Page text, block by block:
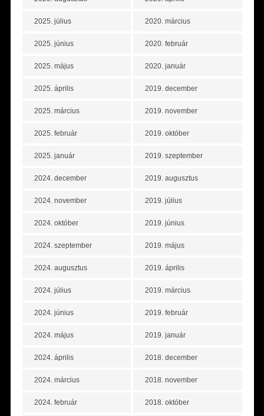
2025. július
2025. június
2025. május
2025. április
2025. március
2025. február
2025. január
2024. december
2024. november
2024. október
2024. szeptember
2024. augusztus
2024. július
2024. június
2024. május
2024. április
2024. március
2024. február
2020. március
2020. február
2020. január
2019. december
2019. november
2019. október
2019. szeptember
2019. augusztus
2019. július
2019. június
2019. május
2019. április
2019. március
2019. február
2019. január
2018. december
2018. november
2018. október